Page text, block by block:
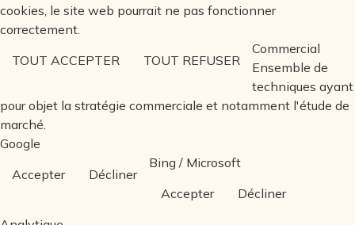
cookies, le site web pourrait ne pas fonctionner
correctement.
TOUT ACCEPTER
TOUT REFUSER
Commercial
Ensemble de
techniques ayant
pour objet la stratégie commerciale et notamment l'étude de
marché.
Google
Accepter
Décliner
Bing / Microsoft
Accepter
Décliner